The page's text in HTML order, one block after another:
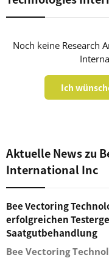
Noch keine Research
Ich
Aktuelle News zu
International Inc
Bee Vectoring
erfolgreichen
Saatgutbehandlung
Bee Vectoring